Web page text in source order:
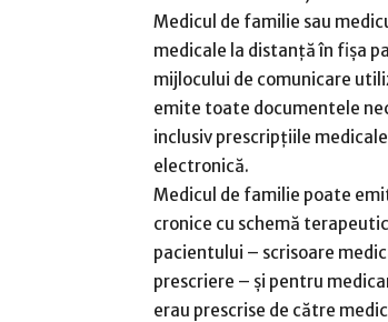
Medicul de familie sau
medicale la distanță în fișa
mijlocului de comunicare
emite toate documentele
inclusiv prescripțiile
electronică.
Medicul de familie poate
cronice cu schemă
pacientului – scrisoare
prescriere – și pentru
erau prescrise de către